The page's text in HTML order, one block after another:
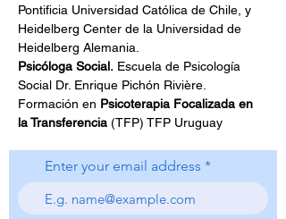
Pontificia Universidad Católica de Chile, y
Heidelberg Center de la Universidad de
Heidelberg Alemania.
Psicóloga Social. Escuela de Psicología
Social Dr. Enrique Pichón Rivière.
Formación en Psicoterapia Focalizada en
la Transferencia (TFP) TFP Uruguay
Enter your email address